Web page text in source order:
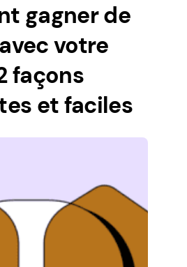
gagner de
votre
façons
et faciles